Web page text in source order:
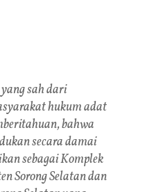
sah dari
hukum adat
bahwa
secara damai
sebagai Komplek
Sorong Selatan dan